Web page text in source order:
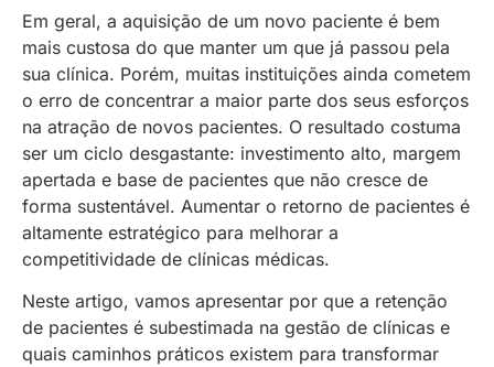
Em geral, a aquisição de um novo paciente é bem
mais custosa do que manter um que já passou pela
sua clínica. Porém, muitas instituições ainda cometem
o erro de concentrar a maior parte dos seus esforços
na atração de novos pacientes. O resultado costuma
ser um ciclo desgastante: investimento alto, margem
apertada e base de pacientes que não cresce de
forma sustentável. Aumentar o retorno de pacientes é
altamente estratégico para melhorar a
competitividade de clínicas médicas.
Neste artigo, vamos apresentar por que a retenção
de pacientes é subestimada na gestão de clínicas e
quais caminhos práticos existem para transformar